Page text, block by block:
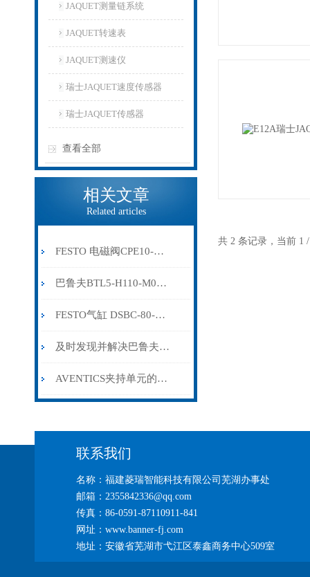
JAQUET测量链系统
JAQUET转速表
JAQUET测速仪
瑞士JAQUET速度传感器
瑞士JAQUET传感器
查看全部
相关文章
Related articles
FESTO 电磁阀CPE10-M1BH-3OLS-M7
巴鲁夫BTL5-H110-M0300-HC-SA410-S94
FESTO气缸 DSBC-80-70-PPVA-N3 2126598
及时发现并解决巴鲁夫BALLUFF传感器故障才能确保自动化系统的可靠性
AVENTICS夹持单元的常见故障相应解决方法
共 2 条记录，当前
联系我们
名称：福建菱瑞智能科技有限公司芜湖办事处
邮箱：2355842336@qq.com
传真：86-0591-87110911-841
网址：www.banner-fj.com
地址：安徽省芜湖市弋江区泰鑫商务中心509室